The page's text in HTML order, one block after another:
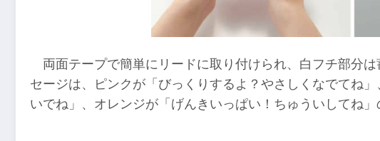
両面テープで簡単にリードに取り付けられ、白フチ部分
セージは、ピンクが「びっくりするよ？やさしくなでてね
いでね」、オレンジが「げんきいっぱい！ちゅういしてね」